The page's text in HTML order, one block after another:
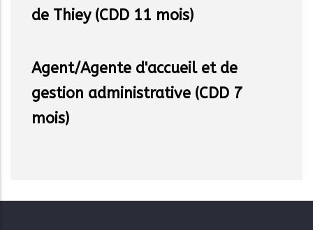
de Thiey (CDD 11 mois)
Agent/Agente d'accueil et de
gestion administrative (CDD 7
mois)